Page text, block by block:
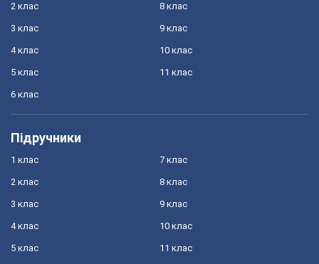
2 клас
3 клас
4 клас
5 клас
6 клас
8 клас
9 клас
10 клас
11 клас
Підручники
1 клас
2 клас
3 клас
4 клас
5 клас
7 клас
8 клас
9 клас
10 клас
11 клас